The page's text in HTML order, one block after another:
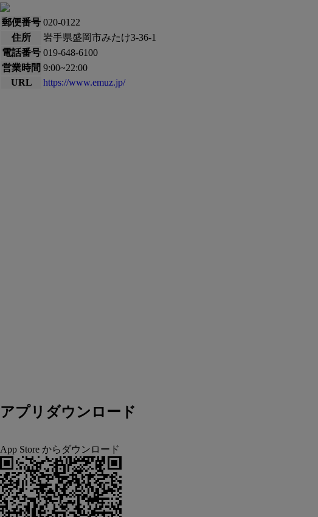
郵便番号 020-0122
住所
岩手県盛岡市みたけ3-36-1
電話番号 019-648-6100
営業時間 9:00~22:00
URL
https://www.emuz.jp/
アプリダウンロード
App Store からダウンロード